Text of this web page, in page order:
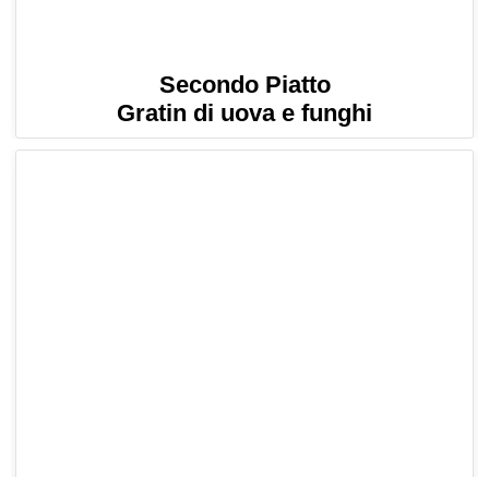
Secondo Piatto
Gratin di uova e funghi